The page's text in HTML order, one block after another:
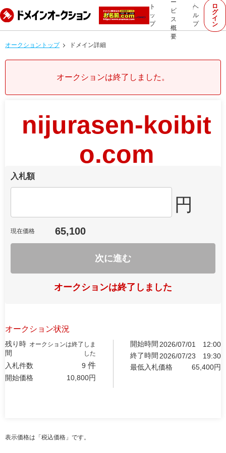
ト
ッ
プ
ー
ビ
ス
概
要
ヘ
ル
プ
ロ
グ
イ
ン
オークショントップ ドメイン詳細
オークションは終了しました。
nijurasen-koibit
o.com
入札額
円
現在価格 65,100
次に進む
オークションは終了しました
オークション状況
残り時
間
オークションは終了しま
した
入札件数 9 件
開始価格 10,800円
開始時間 2026/07/01
12:00
終了時間 2026/07/23
19:30
最低入札価格
65,400円
表示価格は「税込価格」です。